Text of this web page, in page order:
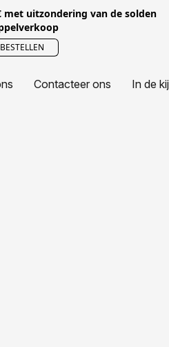
met uitzondering van de solden
Contacteer ons In de